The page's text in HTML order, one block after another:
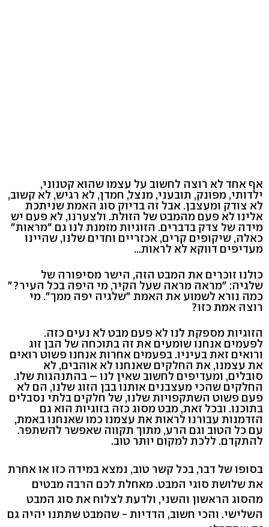
אף אחד לא רוצה לחשוב על עצמו שהוא קטנוני,
ילדותי, מפונק, תובעני, מנצל, חמדן, לא רגיש, לא קשוב,
לא צודק ומעצבן. אבל זה בדיוק סוג האמת שניתכת
אלינו לא פעם מהמבט של הזולת. ולצערנו, לא פעם יש
מידה של צדק בדברים. הזוגיות מזמנת לנו גם "מראות"
כאלה, שיקופים קרים, אכזריים וחדים שלנו, שהיינו
מעדיפים דווקא לא לראות...
כולנו זוכרים את המבט הזה, הישר מסיפורה של
שלגיה: "מראה מראה שעל הקיר, מי היפה בכל העיר?"
כמה נורא לשמוע את האמת "שלגיה יפה ממך". מי
רוצה אמת כזו?
הזוגיות מספקת לנו לא פעם מבט לא נעים כזה.
לפעמים אנחנו שומעים את זה בתוכחה של הבן זוג
ורואים זאת בעיניו. בפעמים אחרות אנחנו פשוט רואים
את עצמנו, את החלקים שאנחנו לא אוהבים, לא
סובלים, ומעדיפים לחשוב שאין לנו – בהתנהגות שלו.
החלקים שהכי מעצבנים אותנו בבן הזוג שלנו, הם לא
פעם פשוט השתקפויות שלנו, של חלקים בלתי נסבלים
בתוכנו. ובכל זאת, מבט מסוג כזה בזוגיות הוא גם
הזדמנות עבורנו לראות את עצמנו כמו שאנחנו באמת,
עם כל הטוב וגם הרע, מתוך תקווה שאפשר להשתפר.
להתקדם. ללכת למקום יותר טוב.
בסופו של דבר, בכל קשר טוב, נמצא במידה כזו או אחרת
את שלושת סוגי המבט. מאחלת לכם הרבה מבטים
מהסוג הראשון והשני, ולדעת לצלוח את סוג המבט
השלישי. והכי חשוב, הדדיות - שהמבט שתתנו יהיה גם